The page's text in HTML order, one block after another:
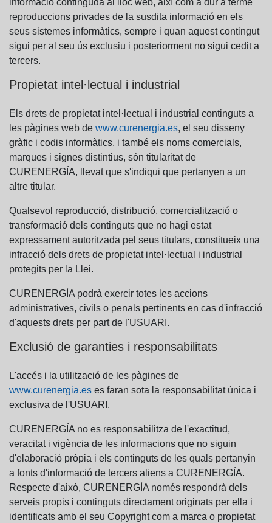
informació continguda al lloc web, així com a dur a terme
reproduccions privades de la susdita informació en els
seus sistemes informàtics, sempre i quan aquest contingut
sigui per al seu ús exclusiu i posteriorment no sigui cedit a
tercers.
Propietat intel·lectual i industrial
Els drets de propietat intel·lectual i industrial continguts a
les pàgines web de www.curenergia.es, el seu disseny
gràfic i codis informàtics, i també els noms comercials,
marques i signes distintius, són titularitat de
CURENERGÍA, llevat que s'indiqui que pertanyen a un
altre titular.
Qualsevol reproducció, distribució, comercialització o
transformació dels continguts que no hagi estat
expressament autoritzada pel seus titulars, constitueix una
infracció dels drets de propietat intel·lectual i industrial
protegits per la Llei.
CURENERGÍA podrà exercir totes les accions
administratives, civils o penals pertinents en cas d'infracció
d'aquests drets per part de l'USUARI.
Exclusió de garanties i responsabilitats
L'accés i la utilització de les pàgines de
www.curenergia.es es faran sota la responsabilitat única i
exclusiva de l'USUARI.
CURENERGÍA no es responsabilitza de l'exactitud,
veracitat i vigència de les informacions que no siguin
d'elaboració pròpia i els continguts de les quals pertanyin
a fonts d'informació de tercers aliens a CURENERGÍA.
Respecte d'això, CURENERGÍA només respondrà dels
serveis propis i continguts directament originats per ella i
identificats amb el seu Copyright com a marca o propietat